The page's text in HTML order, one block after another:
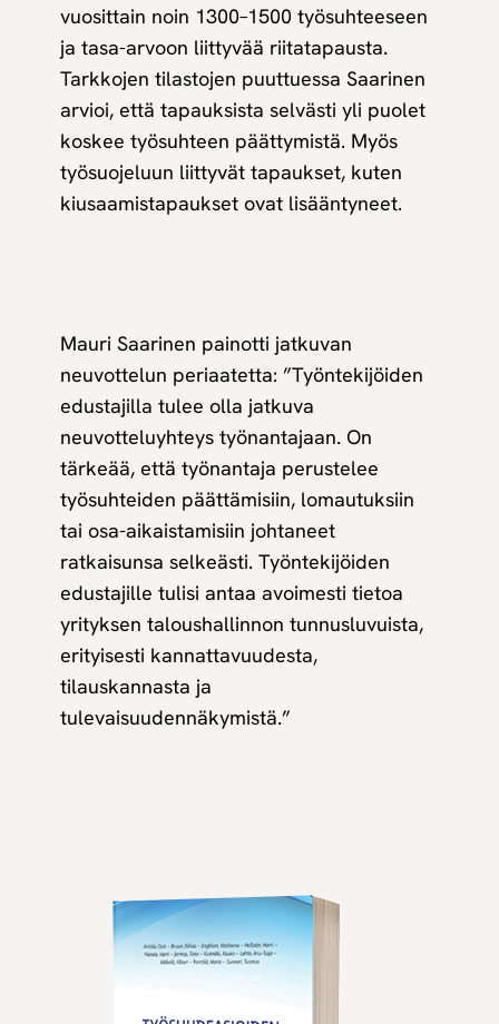
vuosittain noin 1300–1500 työsuhteeseen
ja tasa-arvoon liittyvää riitatapausta.
Tarkkojen tilastojen puuttuessa Saarinen
arvioi, että tapauksista selvästi yli puolet
koskee työsuhteen päättymistä. Myös
työsuojeluun liittyvät tapaukset, kuten
kiusaamistapaukset ovat lisääntyneet.
Mauri Saarinen painotti jatkuvan
neuvottelun periaatetta: ”Työntekijöiden
edustajilla tulee olla jatkuva
neuvotteluyhteys työnantajaan. On
tärkeää, että työnantaja perustelee
työsuhteiden päättämisiin, lomautuksiin
tai osa-aikaistamisiin johtaneet
ratkaisunsa selkeästi. Työntekijöiden
edustajille tulisi antaa avoimesti tietoa
yrityksen taloushallinnon tunnusluvuista,
erityisesti kannattavuudesta,
tilauskannasta ja
tulevaisuudennäkymistä.”